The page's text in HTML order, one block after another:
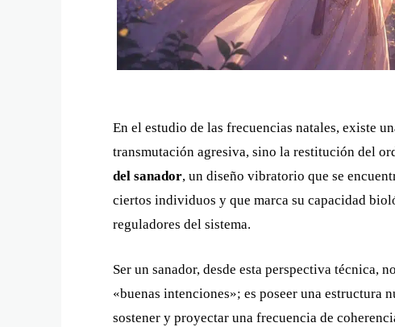
En el estudio de las frecuencias natales, existe
transmutación agresiva, sino la restitución del
del sanador, un diseño vibratorio que se
ciertos individuos y que marca su capacidad
reguladores del sistema.
Ser un sanador, desde esta perspectiva técnica,
«buenas intenciones»; es poseer una
sostener y proyectar una frecuencia de